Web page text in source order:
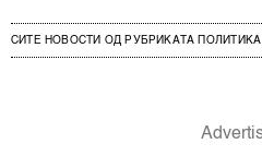
СИТЕ НОВОСТИ ОД РУБРИКАТА ПОЛИТИКА